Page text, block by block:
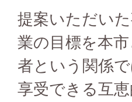
提案いただい
業の目標を本
者という関係
享受できる互